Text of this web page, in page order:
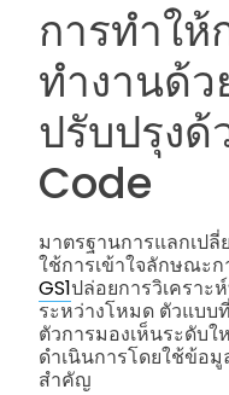
การทำให้
ทำงานด้
ปรับปรุงด้
Code
มาตรฐานการแลกเป
ใช้การเข้าใจลักษณะ
GS1ปล่อยการวิเคราะ
ระหว่างโหมด ตัวแบบ
ตัวการมองเห็นระดับใ
ดำเนินการโดยใช้ข้อ
สำคัญ